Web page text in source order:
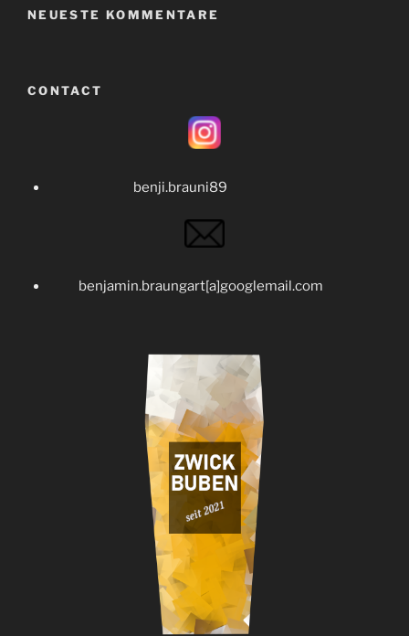
NEUESTE KOMMENTARE
CONTACT
benji.brauni89
benjamin.braungart[a]googlemail.com